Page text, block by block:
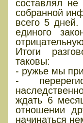
составлял
собранной
всего 5 дней.
единого
Итоги
таковы:
- ружье мы
-
ждать 6
отношении
начинаться